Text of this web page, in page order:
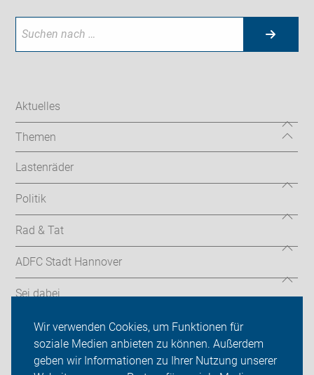
Wir verwenden Cookies, um Funktionen für
soziale Medien anbieten zu können. Außerdem
geben wir Informationen zu Ihrer Nutzung unserer
Aktuelles
Themen
Lastenräder
Politik
Rad & Tat
ADFC Stadt Hannover
Sei dabei
Presse
Login